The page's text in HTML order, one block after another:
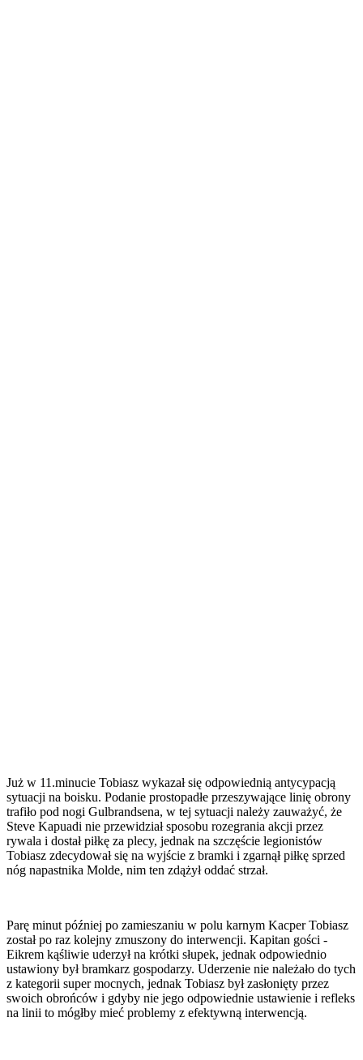
Już w 11.minucie Tobiasz wykazał się odpowiednią antycypacją
sytuacji na boisku. Podanie prostopadłe przeszywające linię obrony
trafiło pod nogi Gulbrandsena, w tej sytuacji należy zauważyć, że
Steve Kapuadi nie przewidział sposobu rozegrania akcji przez
rywala i dostał piłkę za plecy, jednak na szczęście legionistów
Tobiasz zdecydował się na wyjście z bramki i zgarnął piłkę sprzed
nóg napastnika Molde, nim ten zdążył oddać strzał.
Parę minut później po zamieszaniu w polu karnym Kacper Tobiasz
został po raz kolejny zmuszony do interwencji. Kapitan gości -
Eikrem kąśliwie uderzył na krótki słupek, jednak odpowiednio
ustawiony był bramkarz gospodarzy. Uderzenie nie należało do tych
z kategorii super mocnych, jednak Tobiasz był zasłonięty przez
swoich obrońców i gdyby nie jego odpowiednie ustawienie i refleks
na linii to mógłby mieć problemy z efektywną interwencją.